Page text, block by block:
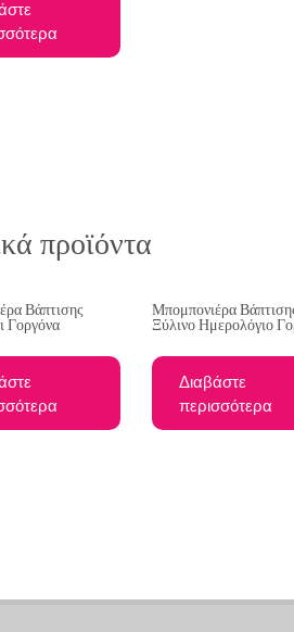
προϊόντα
Βάπτισης
Γοργόνα
Μπομπονιέρα
Ξύλινο Ημερολόγιο
Διαβάστε
περισσότερα